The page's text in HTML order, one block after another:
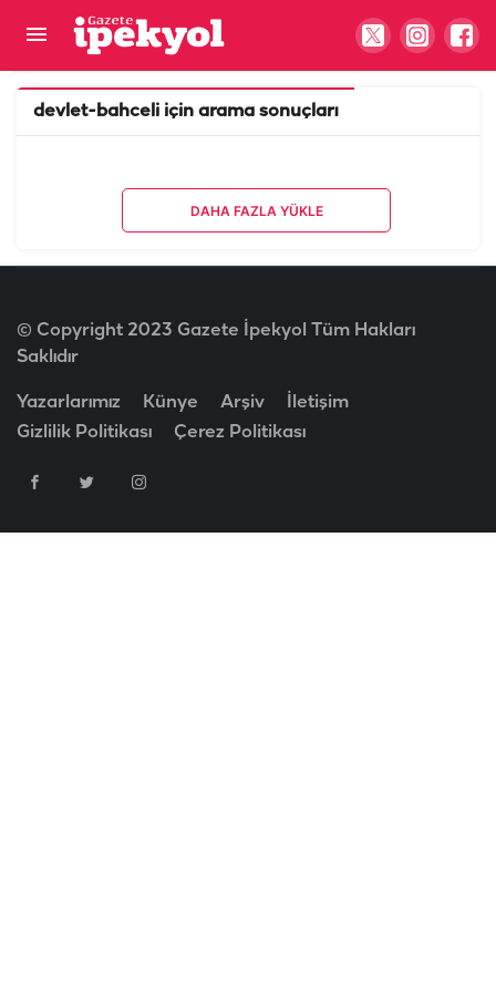
devlet-bahceli için arama sonuçları
DAHA FAZLA YÜKLE
© Copyright 2023 Gazete İpekyol Tüm Hakları
Saklıdır
Yazarlarımız Künye Arşiv
İletişim
Gizlilik Politikası
Çerez Politikası